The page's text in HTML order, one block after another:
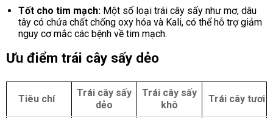
Tốt cho tim mạch: Một số loại trái cây sấy như mơ, dâu
tây có chứa chất chống oxy hóa và Kali, có thể hỗ trợ giảm
nguy cơ mắc các bệnh về tim mạch.
Ưu điểm trái cây sấy dẻo
Tiêu chí
Trái cây sấy
dẻo
Trái cây sấy
khô
Trái cây tươi